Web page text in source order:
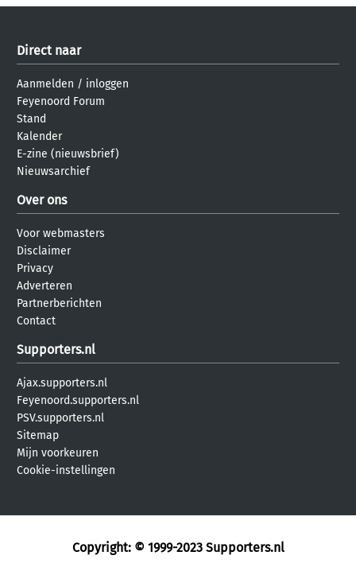
Direct naar
Aanmelden / inloggen
Feyenoord Forum
Stand
Kalender
E-zine (nieuwsbrief)
Nieuwsarchief
Over ons
Voor webmasters
Disclaimer
Privacy
Adverteren
Partnerberichten
Contact
Supporters.nl
Ajax.supporters.nl
Feyenoord.supporters.nl
PSV.supporters.nl
Sitemap
Mijn voorkeuren
Cookie-instellingen
Copyright: © 1999-2023 Supporters.nl